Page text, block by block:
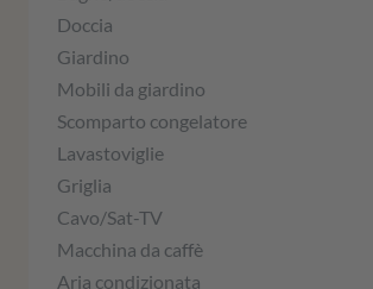
Doccia
Giardino
Mobili da giardino
Scomparto congelatore
Lavastoviglie
Griglia
Cavo/Sat-TV
Macchina da caffè
Aria condizionata